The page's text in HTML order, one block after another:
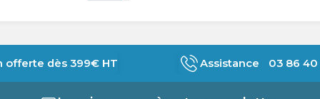
offerte dès 399€ HT Assistance 03 86 40